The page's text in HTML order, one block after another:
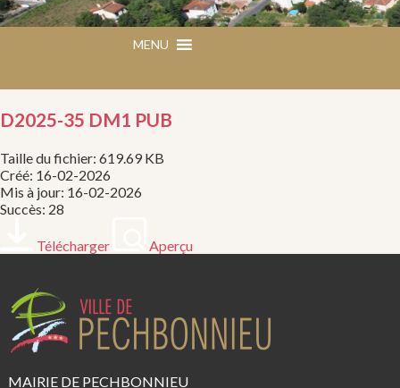
D2025-35 DM1 PUB
Taille du fichier: 619.69 KB
Créé: 16-02-2026
Mis à jour: 16-02-2026
Succès: 28
Télécharger Aperçu
MAIRIE DE PECHBONNIEU